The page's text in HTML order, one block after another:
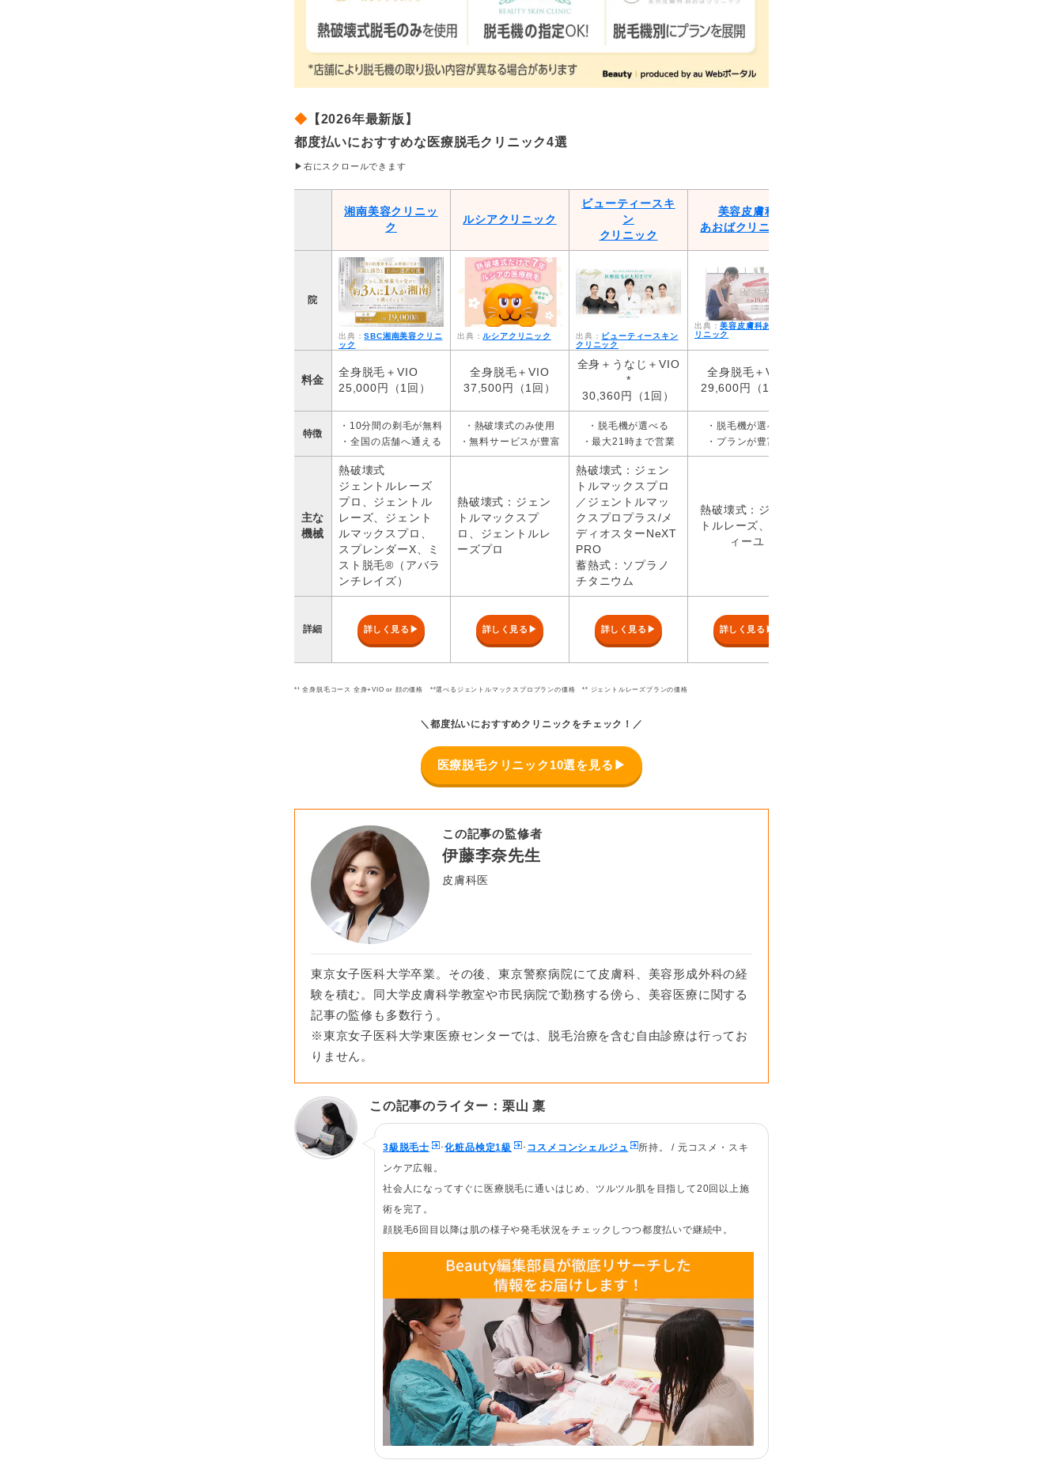
◆ 【2026年最新版】
都度払いにおすすめな医療脱毛クリニック4選
▶右にスクロールできます
湘南美容クリニッ
ク
ルシアクリニック
ビューティースキ
ン
クリニック
美容皮膚科
あおばクリニック
院
SBC湘南美容クリニ
ック
ルシアクリニック
ビューティースキン
クリニック
美容皮膚科あおばク
リニック
料金
全身脱毛＋VIO
25,000円（1回）
全身脱毛＋VIO
37,500円（1回）
全身＋うなじ＋VIO
*
30,360円（1回）
全身脱毛＋VIO
29,600円（1回）
特徴
・10分間の剃毛が無料
・全国の店舗へ通える
・熱破壊式のみ使用
・無料サービスが豊富
・脱毛機が選べる
・最大21時まで営業
・脱毛機が選べる
・プランが豊富！
主な
機械
熱破壊式
ジェントルレーズ
プロ、ジェントル
レーズ、ジェント
ルマックスプロ、
スプレンダーX、ミ
スト脱毛®（アバラ
ンチレイズ）
熱破壊式：ジェン
トルマックスプ
ロ、ジェントルレ
ーズプロ
熱破壊式：ジェン
トルマックスプロ
／ジェントルマッ
クスプロプラス/メ
ディオスターNeXT
PRO
蓄熱式：ソプラノ
チタニウム
熱破壊式：ジェン
トルレーズ、ラフ
ィーユ
詳細 詳しく見る▶ 詳しく見る▶ 詳しく見る▶ 詳しく見る▶
*¹ 全身脱毛コース 全身+VIO or 顔の価格 *²選べるジェントルマックスプロプランの価格 *³ ジェントルレーズプランの価格
＼都度払いにおすすめクリニックをチェック！／
医療脱毛クリニック10選を見る▶
この記事の監修者
伊藤李奈先生
皮膚科医
東京女子医科大学卒業。その後、東京警察病院にて皮膚科、美容形成外科の経
験を積む。同大学皮膚科学教室や市民病院で勤務する傍ら、美容医療に関する
記事の監修も多数行う。
※東京女子医科大学東医療センターでは、脱毛治療を含む自由診療は行ってお
りません。
この記事のライター：栗山 稟
3級脱毛士 ･化粧品検定1級 ･ コスメコンシェルジュ
所持。 / 元コスメ・スキ
ンケア広報。
社会人になってすぐに医療脱毛に通いはじめ、ツルツル肌を目指して20回以上施
術を完了。
顔脱毛6回目以降は肌の様子や発毛状況をチェックしつつ都度払いで継続中。